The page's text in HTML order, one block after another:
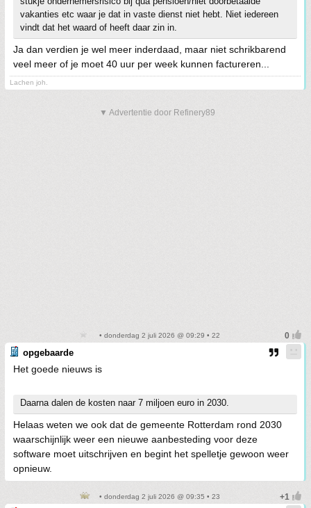
vakanties etc waar je dat in vaste dienst niet hebt. Niet iedereen
vindt dat het waard of heeft daar zin in.
Ja dan verdien je wel meer inderdaad, maar niet schrikbarend
veel meer of je moet 40 uur per week kunnen factureren...
Lachen joh.
▼ Advertentie door Refinery89
• donderdag 2 juli 2026 @ 09:29 • 22
opgebaarde
Het goede nieuws is
Daarna dalen de kosten naar 7 miljoen euro in 2030.
Helaas weten we ook dat de gemeente Rotterdam rond 2030
waarschijnlijk weer een nieuwe aanbesteding voor deze
software moet uitschrijven en begint het spelletje gewoon weer
opnieuw.
• donderdag 2 juli 2026 @ 09:35 • 23